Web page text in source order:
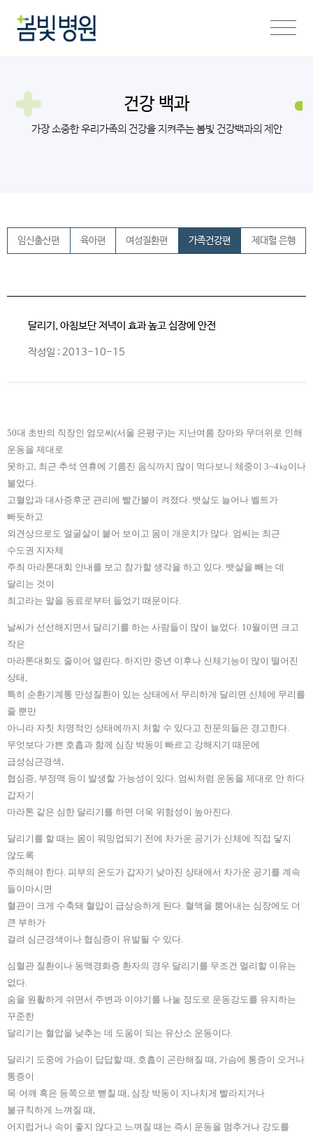
건강 백과
가장 소중한 우리가족의 건강을 지켜주는 봄빛 건강백과의 제안
임신출산편 육아편 여성질환편 가족건강편 제대혈 은행
달리기, 아침보단 저녁이 효과 높고 심장에 안전
작성일 : 2013-10-15
50대 초반의 직장인 엄모씨(서울 은평구)는 지난여름 장마와 무더위로 인해
운동을 제대로
못하고, 최근 추석 연휴에 기름진 음식까지 많이 먹다보니 체중이 3~4㎏이나
불었다.
고혈압과 대사증후군 관리에 빨간불이 켜졌다. 뱃살도 늘어나 벨트가
빠듯하고
외견상으로도 얼굴살이 붙어 보이고 몸이 개운치가 않다. 엄씨는 최근
수도권 지자체
주최 마라톤대회 안내를 보고 참가할 생각을 하고 있다. 뱃살을 빼는 데
달리는 것이
최고라는 말을 동료로부터 들었기 때문이다.
날씨가 선선해지면서 달리기를 하는 사람들이 많이 늘었다. 10월이면 크고
작은
마라톤대회도 줄이어 열린다. 하지만 중년 이후나 신체기능이 많이 떨어진
상태,
특히 순환기계통 만성질환이 있는 상태에서 무리하게 달리면 신체에 무리를
줄 뿐만
아니라 자칫 치명적인 상태에까지 처할 수 있다고 전문의들은 경고한다.
무엇보다 가쁜 호흡과 함께 심장 박동이 빠르고 강해지기 때문에
급성심근경색,
협심증, 부정맥 등이 발생할 가능성이 있다. 엄씨처럼 운동을 제대로 안 하다
갑자기
마라톤 같은 심한 달리기를 하면 더욱 위험성이 높아진다.
달리기를 할 때는 몸이 워밍업되기 전에 차가운 공기가 신체에 직접 닿지
않도록
주의해야 한다. 피부의 온도가 갑자기 낮아진 상태에서 차가운 공기를 계속
들이마시면
혈관이 크게 수축돼 혈압이 급상승하게 된다. 혈액을 뿜어내는 심장에도 더
큰 부하가
걸려 심근경색이나 협심증이 유발될 수 있다.
심혈관 질환이나 동맥경화증 환자의 경우 달리기를 무조건 멀리할 이유는
없다.
숨을 원활하게 쉬면서 주변과 이야기를 나눌 정도로 운동강도를 유지하는
꾸준한
달리기는 혈압을 낮추는 데 도움이 되는 유산소 운동이다.
달리기 도중에 가슴이 답답할 때, 호흡이 곤란해질 때, 가슴에 통증이 오거나
통증이
목·어깨 혹은 등쪽으로 뻗칠 때, 심장 박동이 지나치게 빨라지거나
불규칙하게 느껴질 때,
어지럽거나 속이 좋지 않다고 느껴질 때는 즉시 운동을 멈추거나 강도를